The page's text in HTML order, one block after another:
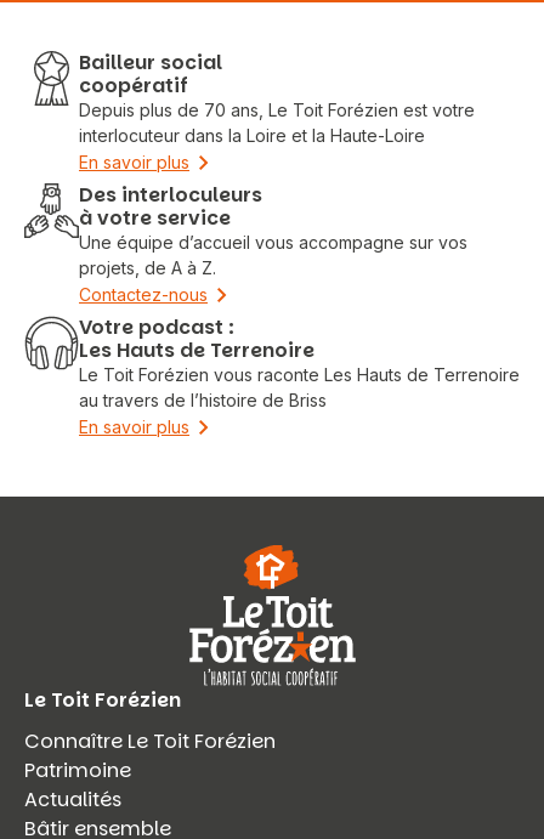
Bailleur social
coopératif
Depuis plus de 70 ans, Le Toit Forézien est votre
interlocuteur dans la Loire et la Haute-Loire
En savoir plus
Des interloculeurs
à votre service
Une équipe d’accueil vous accompagne sur vos
projets, de A à Z.
Contactez-nous
Votre podcast :
Les Hauts de Terrenoire
Le Toit Forézien vous raconte Les Hauts de Terrenoire
au travers de l’histoire de Briss
En savoir plus
Le Toit Forézien
Connaître Le Toit Forézien
Patrimoine
Actualités
Bâtir ensemble